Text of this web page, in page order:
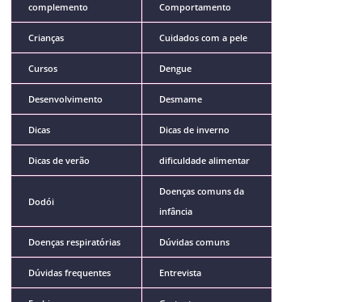
complemento Comportamento
Crianças Cuidados com a pele
Cursos Dengue
Desenvolvimento Desmame
Dicas Dicas de inverno
Dicas de verão dificuldade alimentar
Dodói
Doenças comuns da
infância
Doenças respiratórias Dúvidas comuns
Dúvidas frequentes Entrevista